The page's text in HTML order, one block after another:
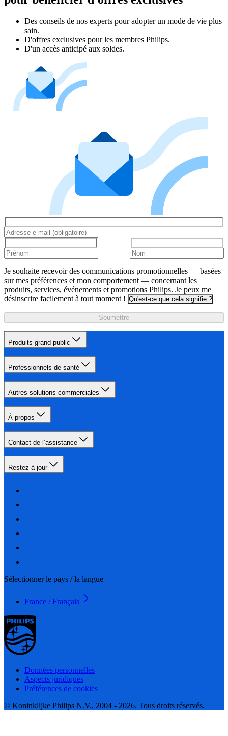
Des conseils de nos experts pour adopter un mode de vie plus
sain.
D'offres exclusives pour les membres Philips.
D'un accès anticipé aux soldes.
Je souhaite recevoir des communications promotionnelles — basées
sur mes préférences et mon comportement — concernant les
produits, services, événements et promotions Philips. Je peux me
désinscrire facilement à tout moment ! Qu'est-ce que cela signifie ?
Soumettre
Produits grand public
Professionnels de santé
Autres solutions commerciales
À propos
Contact de l’assistance
Restez à jour
Sélectionner le pays / la langue
France / Français
Données personnelles
Aspects juridiques
Préférences de cookies
© Koninklijke Philips N.V., 2004 - 2026. Tous droits réservés.